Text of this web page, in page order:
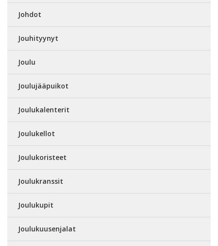
Johdot
Jouhityynyt
Joulu
Joulujääpuikot
Joulukalenterit
Joulukellot
Joulukoristeet
Joulukranssit
Joulukupit
Joulukuusenjalat